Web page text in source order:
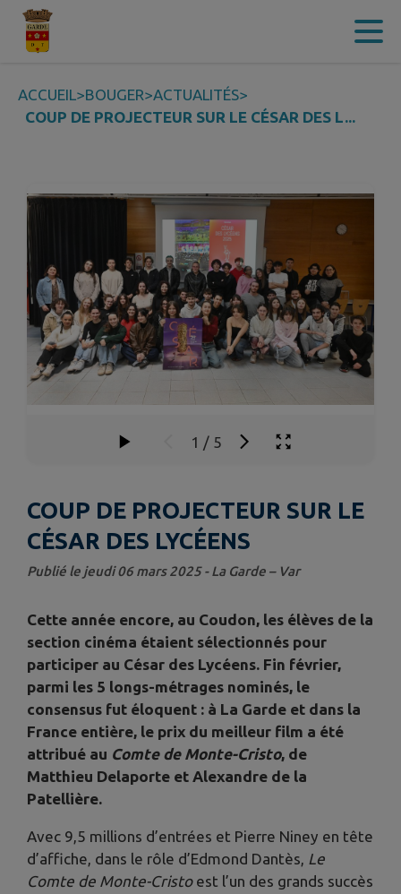
Contenu
ACCUEIL>BOUGER>ACTUALITÉS>
COUP DE PROJECTEUR SUR LE CÉSAR DES L...
1 / 5
COUP DE PROJECTEUR SUR LE
CÉSAR DES LYCÉENS
Publié le jeudi 06 mars 2025 - La Garde – Var
Cette année encore, au Coudon, les élèves de la
section cinéma étaient sélectionnés pour
participer au César des Lycéens. Fin février,
parmi les 5 longs-métrages nominés, le
consensus fut éloquent : à La Garde et dans la
France entière, le prix du meilleur film a été
attribué au Comte de Monte-Cristo, de
Matthieu Delaporte et Alexandre de la
Patellière.
Avec 9,5 millions d’entrées et Pierre Niney en tête
d’affiche, dans le rôle d’Edmond Dantès, Le
Comte de Monte-Cristoest l’un des grands succès